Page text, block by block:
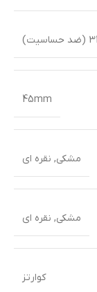
45mm
مشکی, نقره ای
مشکی, نقره ای
کوارتز